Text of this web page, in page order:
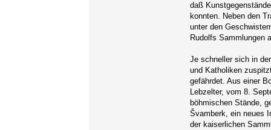
daß
konnten. Neben den
unter den
Rudolfs Sammlungen
Je schneller sich in
und Katholiken
gefährdet. Aus einer
Lebzelter, vom 8.
böhmischen Stände,
Švamberk, ein neues
der kaiserlichen